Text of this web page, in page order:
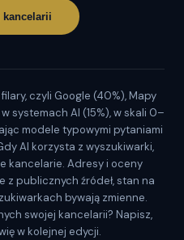
kancelarii
czyli Google (40%), Mapy
systemach AI (15%), w skali 0–
modele typowymi pytaniami
AI korzysta z wyszukiwarki,
kancelarie. Adresy i oceny
z publicznych źródeł, stan na
bywają zmienne.
swojej kancelarii? Napisz,
w kolejnej edycji.